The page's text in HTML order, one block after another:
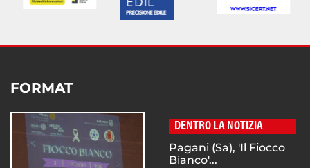
FORMAT
DENTRO LA NOTIZIA
Pagani (Sa), 'Il Fiocco
Bianco'...